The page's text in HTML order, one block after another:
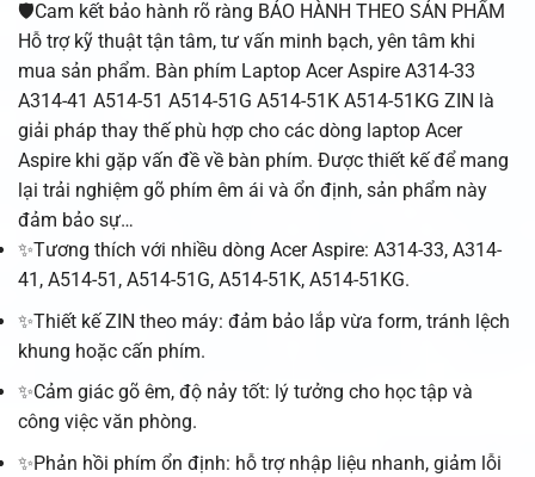
🛡️Cam kết bảo hành rõ ràng BẢO HÀNH THEO SẢN PHẨM
Hỗ trợ kỹ thuật tận tâm, tư vấn minh bạch, yên tâm khi
mua sản phẩm. Bàn phím Laptop Acer Aspire A314-33
A314-41 A514-51 A514-51G A514-51K A514-51KG ZIN là
giải pháp thay thế phù hợp cho các dòng laptop Acer
Aspire khi gặp vấn đề về bàn phím. Được thiết kế để mang
lại trải nghiệm gõ phím êm ái và ổn định, sản phẩm này
đảm bảo sự…
✨Tương thích với nhiều dòng Acer Aspire: A314-33, A314-
41, A514-51, A514-51G, A514-51K, A514-51KG.
✨Thiết kế ZIN theo máy: đảm bảo lắp vừa form, tránh lệch
khung hoặc cấn phím.
✨Cảm giác gõ êm, độ nảy tốt: lý tưởng cho học tập và
công việc văn phòng.
✨Phản hồi phím ổn định: hỗ trợ nhập liệu nhanh, giảm lỗi